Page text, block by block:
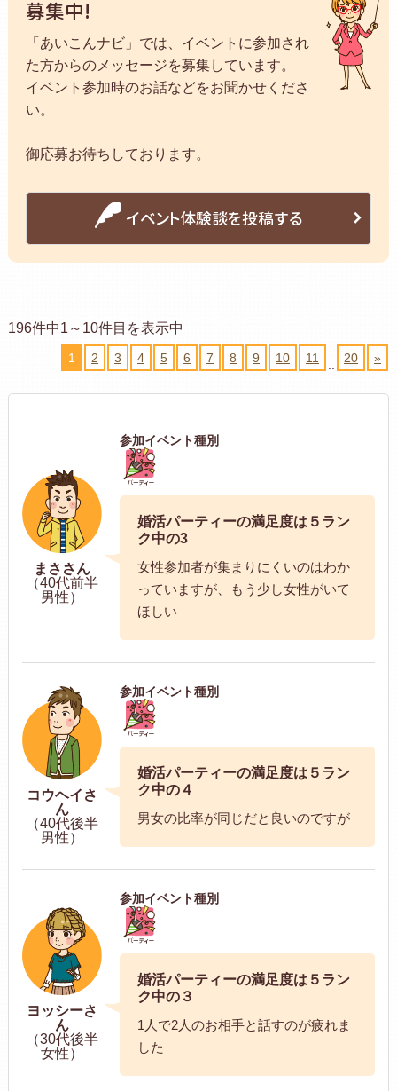
募集中!
「あいこんナビ」では、イベントに参加され
た方からのメッセージを募集しています。
イベント参加時のお話などをお聞かせくださ
い。
御応募お待ちしております。
イベント体験談を投稿する
196件中1～10件目を表示中
1 2 3 4 5 6 7 8 9 10 11 20 »
まささん
（40代前半
男性）
参加イベント種別
婚活パーティーの満足度は５ラン
ク中の3
女性参加者が集まりにくいのはわか
っていますが、もう少し女性がいて
ほしい
コウヘイさ
ん
（40代後半
男性）
参加イベント種別
婚活パーティーの満足度は５ラン
ク中の４
男女の比率が同じだと良いのですが
ヨッシーさ
ん
（30代後半
女性）
参加イベント種別
婚活パーティーの満足度は５ラン
ク中の３
1人で2人のお相手と話すのが疲れま
した